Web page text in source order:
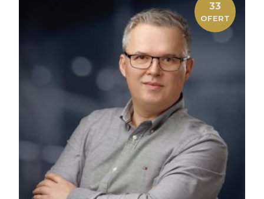
33
OFERT